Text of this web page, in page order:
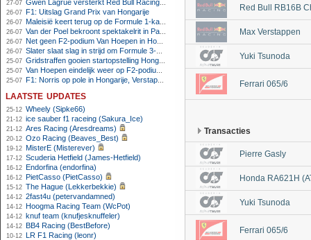
27-07 Gwen Lagrue versterkt Red Bull Racing vanaf 2027
26-07 F1: Uitslag Grand Prix van Hongarije
26-07 Maleisië keert terug op de Formule 1-kalender in 2026
26-07 Van der Poel bekroont spektakelrit in Parijs met nipte zege; eindzege Pogacar
26-07 Net geen F2-podium Van Hoepen in Hongarije, Leon maakt indruk
26-07 Slater slaat slag in strijd om Formule 3-kampioenschap op Hungaroring
25-07 Gridstraffen gooien startopstelling Hongaarse Grand Prix flink overhoop
25-07 Van Hoepen eindelijk weer op F2-podium, Mini wint sprintrace op Hungaroring
25-07 F1: Norris op pole in Hongarije, Verstappen zesde
laatste updates
25-12 Wheely (Sipke66)
21-12 ice sauber f1 raceing (Sakura_Ice)
21-12 Ares Racing (Aresdreams)
20-12 Ozo Racing (Beaves_Best)
19-12 MisterE (Misterever)
17-12 Scuderia Hetfield (James-Hetfield)
16-12 Endorfina (endorfina)
16-12 PietCasso (PietCasso)
15-12 The Hague (Lekkerbekkie)
14-12 2fast4u (petervandamned)
14-12 Hoogma Racing Team (WcPot)
14-12 knuf team (knufjesknuffeler)
14-12 BB4 Racing (BestBefore)
10-12 LR F1 Racing (leonr)
Red Bull RB16B
Max Verstappen
Yuki Tsunoda
Ferrari 065/6
Transacties
Pierre Gasly
Honda RA621H
Yuki Tsunoda
Ferrari 065/6